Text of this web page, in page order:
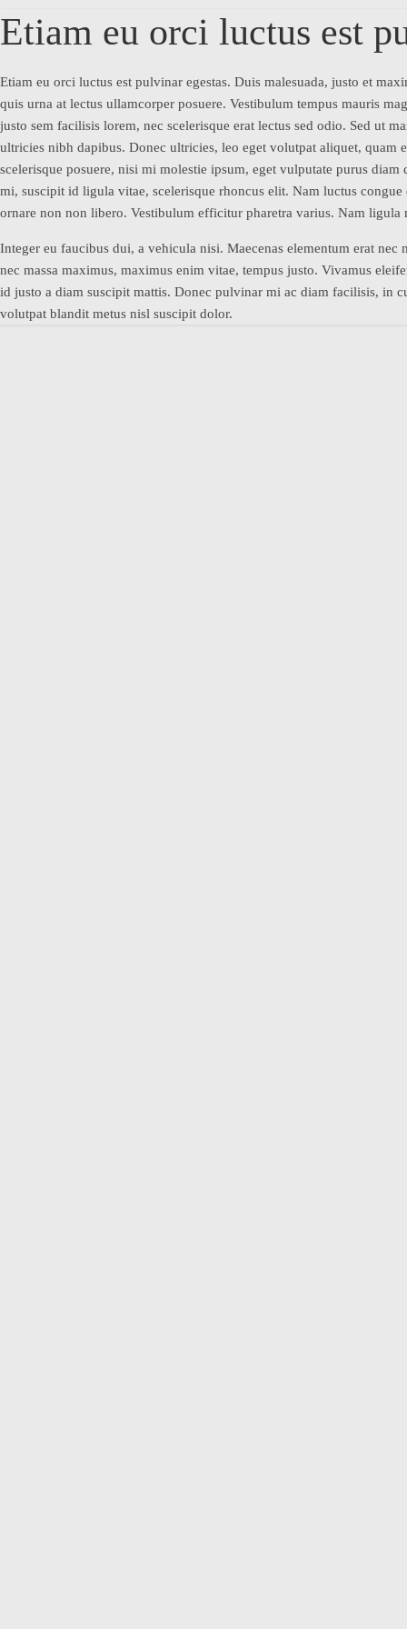
Etiam eu orci luctus est
Etiam eu orci luctus est pulvinar egestas. Duis malesuada, justo et
quis urna at lectus ullamcorper posuere. Vestibulum tempus mauris
justo sem facilisis lorem, nec scelerisque erat lectus sed odio. Sed ut
ultricies nibh dapibus. Donec ultricies, leo eget volutpat aliquet,
scelerisque posuere, nisi mi molestie ipsum, eget vulputate purus
mi, suscipit id ligula vitae, scelerisque rhoncus elit. Nam luctus
ornare non non libero. Vestibulum efficitur pharetra varius. Nam ligula
Integer eu faucibus dui, a vehicula nisi. Maecenas elementum erat
nec massa maximus, maximus enim vitae, tempus justo. Vivamus
id justo a diam suscipit mattis. Donec pulvinar mi ac diam facilisis, in
volutpat blandit metus nisl suscipit dolor.